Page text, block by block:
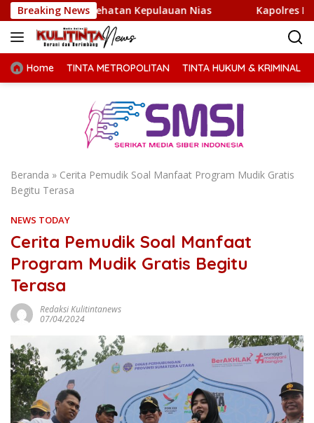
Langsung
ke
konten
Breaking NewsKepulauan Nias Kapolres Langkat Gelar
Home TINTA METROPOLITAN TINTA HUKUM & KRIMINAL
Beranda » Cerita Pemudik Soal Manfaat Program Mudik Gratis
Begitu Terasa
NEWS TODAY
Cerita Pemudik Soal Manfaat
Program Mudik Gratis Begitu
Terasa
Redaksi Kulitintanews
07/04/2024